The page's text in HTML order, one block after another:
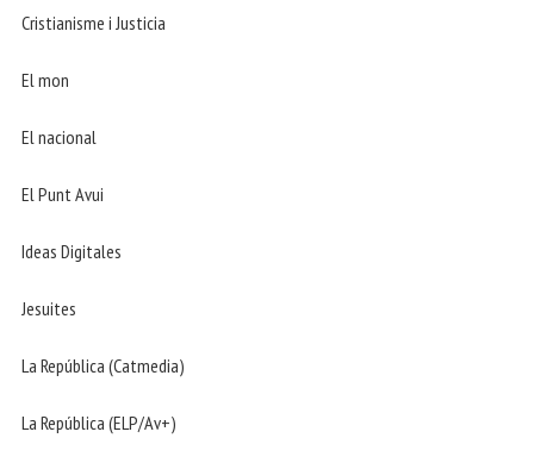
Cristianisme i Justicia
El mon
El nacional
El Punt Avui
Ideas Digitales
Jesuites
La República (Catmedia)
La República (ELP/Av+)